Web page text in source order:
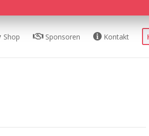
Shop Sponsoren Kontakt